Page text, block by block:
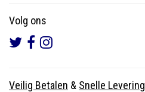
Volg ons
Veilig Betalen & Snelle Levering